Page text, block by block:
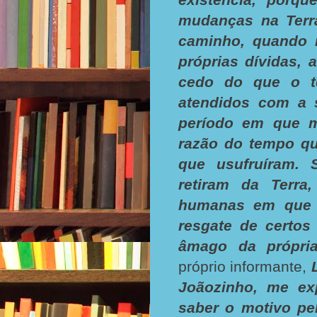
mudanças na
caminho, quando
próprias dívidas,
cedo do que o
atendidos com a
período em que
razão do tempo
que usufruíram.
retiram da Terra,
humanas em
resgate de
âmago da
próprio informante,
Joãozinho, me
saber o motivo